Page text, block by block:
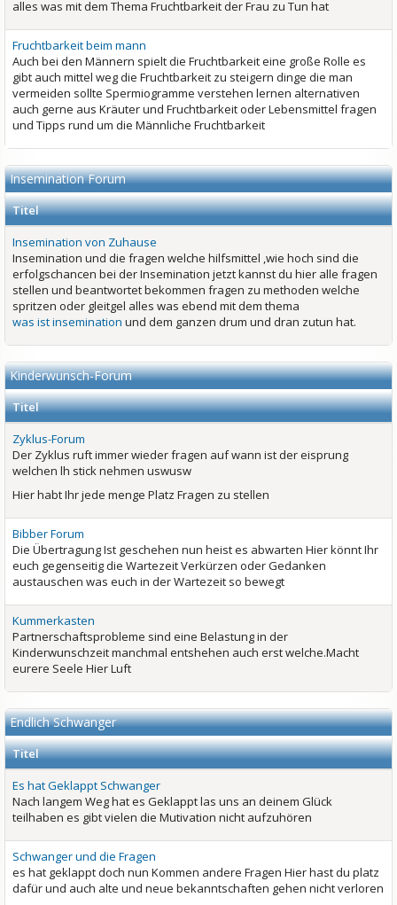
alles was mit dem Thema Fruchtbarkeit der Frau zu Tun hat
Fruchtbarkeit beim mann
Auch bei den Männern spielt die Fruchtbarkeit eine große Rolle es
gibt auch mittel weg die Fruchtbarkeit zu steigern dinge die man
vermeiden sollte Spermiogramme verstehen lernen alternativen
auch gerne aus Kräuter und Fruchtbarkeit oder Lebensmittel fragen
und Tipps rund um die Männliche Fruchtbarkeit
Insemination Forum
Titel
Insemination von Zuhause
Insemination und die fragen welche hilfsmittel ,wie hoch sind die
erfolgschancen bei der Insemination jetzt kannst du hier alle fragen
stellen und beantwortet bekommen fragen zu methoden welche
spritzen oder gleitgel alles was ebend mit dem thema
was ist insemination und dem ganzen drum und dran zutun hat.
Kinderwunsch-Forum
Titel
Zyklus-Forum
Der Zyklus ruft immer wieder fragen auf wann ist der eisprung
welchen lh stick nehmen uswusw
Hier habt Ihr jede menge Platz Fragen zu stellen
Bibber Forum
Die Übertragung Ist geschehen nun heist es abwarten Hier könnt Ihr
euch gegenseitig die Wartezeit Verkürzen oder Gedanken
austauschen was euch in der Wartezeit so bewegt
Kummerkasten
Partnerschaftsprobleme sind eine Belastung in der
Kinderwunschzeit manchmal entshehen auch erst welche.Macht
eurere Seele Hier Luft
Endlich Schwanger
Titel
Es hat Geklappt Schwanger
Nach langem Weg hat es Geklappt las uns an deinem Glück
teilhaben es gibt vielen die Mutivation nicht aufzuhören
Schwanger und die Fragen
es hat geklappt doch nun Kommen andere Fragen Hier hast du platz
dafür und auch alte und neue bekanntschaften gehen nicht verloren